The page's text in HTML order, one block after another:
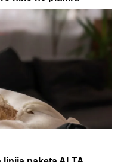
blizanaca? Istina o
trudnoći